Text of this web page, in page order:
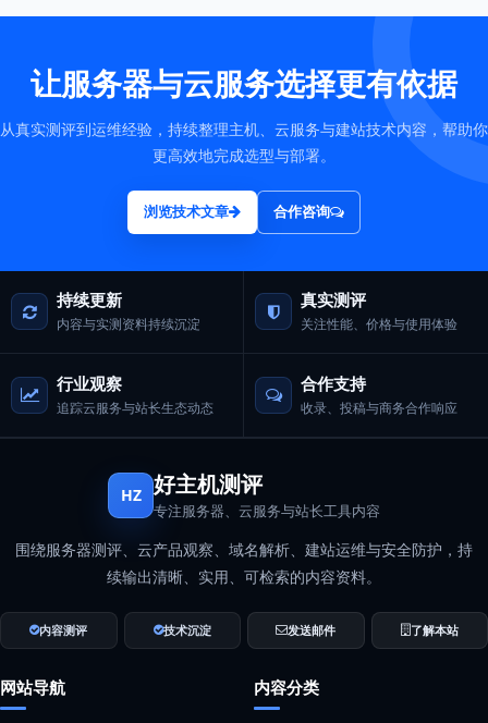
让服务器与云服务选择更有依据
从真实测评到运维经验，持续整理主机、云服务与建站技术内容，帮助你
更高效地完成选型与部署。
浏览技术文章 合作咨询
持续更新
内容与实测资料持续沉淀
真实测评
关注性能、价格与使用体验
行业观察
追踪云服务与站长生态动态
合作支持
收录、投稿与商务合作响应
HZ 好主机测评
专注服务器、云服务与站长工具内容
围绕服务器测评、云产品观察、域名解析、建站运维与安全防护，持
续输出清晰、实用、可检索的内容资料。
内容测评 技术沉淀 发送邮件 了解本站
网站导航 内容分类